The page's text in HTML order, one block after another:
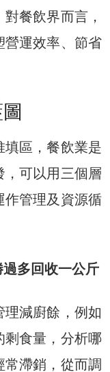
餐飲界而言，
營運效率、節省
區，餐飲業是
可以用三個層
作管理及資源循
多回收一公斤
減廚餘，例如
剩食量，分析哪
滯銷，從而調